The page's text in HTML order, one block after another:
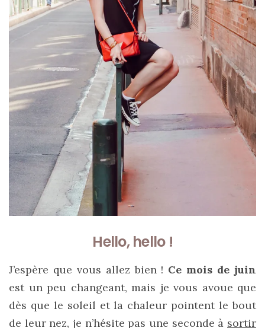
cabas
cuir
tressé
Parfois
:
Hello, hello !
J’espère que vous allez bien ! Ce mois de juin
est un peu changeant, mais je vous avoue que
dès que le soleil et la chaleur pointent le bout
de leur nez, je n’hésite pas une seconde à sortir